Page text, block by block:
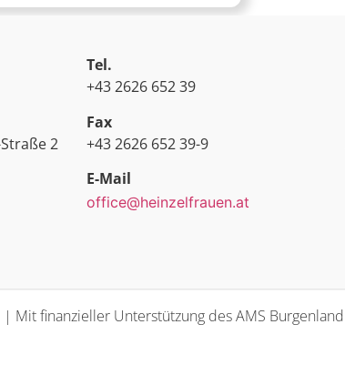
2
Tel.
+43 2626 652 39
Fax
+43 2626 652 39-9
E-Mail
office@heinzelfrauen.at
Mit finanzieller Unterstützung des AMS Burgenland